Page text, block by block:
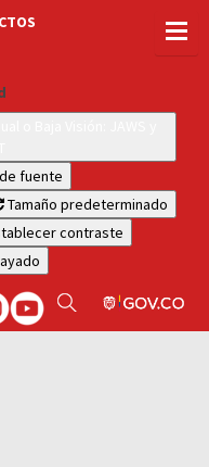
fuente
Tamaño predeterminado
contraste